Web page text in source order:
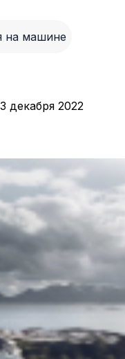
на машине
декабря 2022